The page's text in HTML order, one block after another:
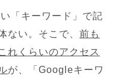
「キーワード」で記
ない。そこで、 前も
れくらいのアクセス
が、「Googleキーワ